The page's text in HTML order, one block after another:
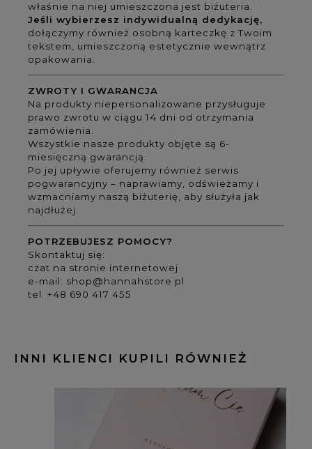
właśnie na niej umieszczona jest biżuteria.
Jeśli wybierzesz indywidualną dedykację,
dołączymy również osobną karteczkę z Twoim
tekstem, umieszczoną estetycznie wewnątrz
opakowania.
ZWROTY I GWARANCJA
Na produkty niepersonalizowane przysługuje
prawo zwrotu w ciągu 14 dni od otrzymania
zamówienia.
Wszystkie nasze produkty objęte są 6-
miesięczną gwarancją.
Po jej upływie oferujemy również serwis
pogwarancyjny – naprawiamy, odświeżamy i
wzmacniamy naszą biżuterię, aby służyła jak
najdłużej.
POTRZEBUJESZ POMOCY?
Skontaktuj się:
czat na stronie internetowej
e-mail: shop@hannahstore.pl
tel. +48 690 417 455
INNI KLIENCI KUPILI RÓWNIEŻ